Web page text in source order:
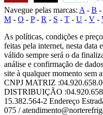
Navegue pelas marcas: A - B -
M - O - P- R - S - T - U - V -
As políticas, condições e
feitas pela internet, nesta data
válido sempre será o da
análise e confirmação de
site à qualquer momento sem
CNPJ MATRIZ
DISTRIBUIÇÃO
15.382.564-2 Endereço
075 /